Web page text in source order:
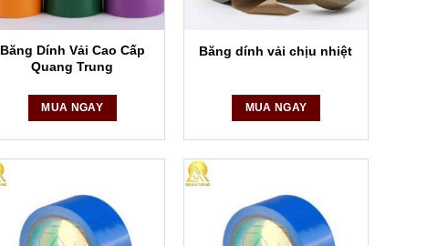
Băng Dính Vải Cao Cấp
Quang Trung
MUA NGAY
Băng dính vải chịu nhiệt
MUA NGAY